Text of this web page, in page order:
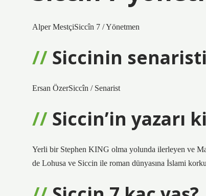
Alper MestçiSiccîn 7 / Yönetmen
Siccinin
Ersan ÖzerSiccîn / Senarist
Siccin’in yazarı
Yerli bir Stephen KING olma yolunda ilerleyen ve
de Lohusa ve Siccin ile roman dünyasına İslami